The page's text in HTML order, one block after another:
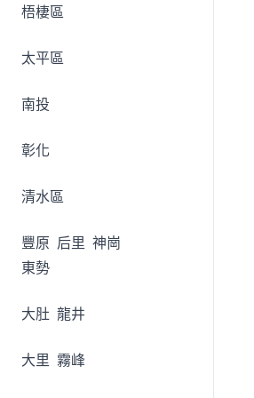
梧棲區
太平區
南投
彰化
清水區
豐原 后里 神崗
東勢
大肚 龍井
大里 霧峰